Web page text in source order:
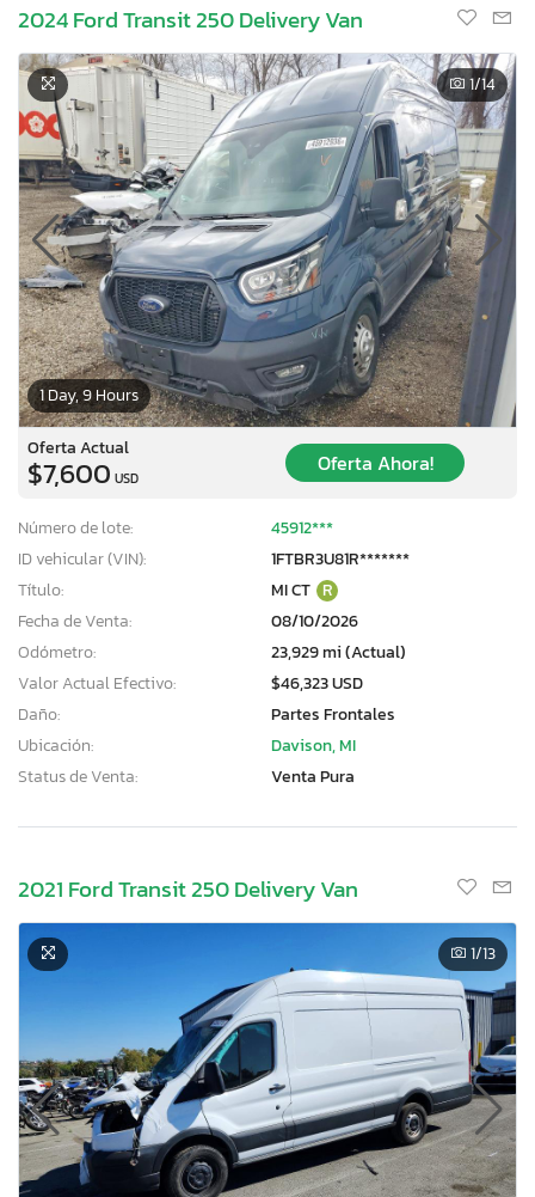
2024 Ford Transit 250 Delivery Van
1 Day, 9 Hours
1/14
Oferta Actual
$7,600 USD
Oferta Ahora!
Número de lote:
45912***
ID vehicular (VIN):
1FTBR3U81R*******
Título:
MI CT R
Fecha de Venta:
08/10/2026
Odómetro:
23,929 mi (Actual)
Valor Actual Efectivo:
$46,323 USD
Daño:
Partes Frontales
Ubicación:
Davison, MI
Status de Venta:
Venta Pura
2021 Ford Transit 250 Delivery Van
1/13